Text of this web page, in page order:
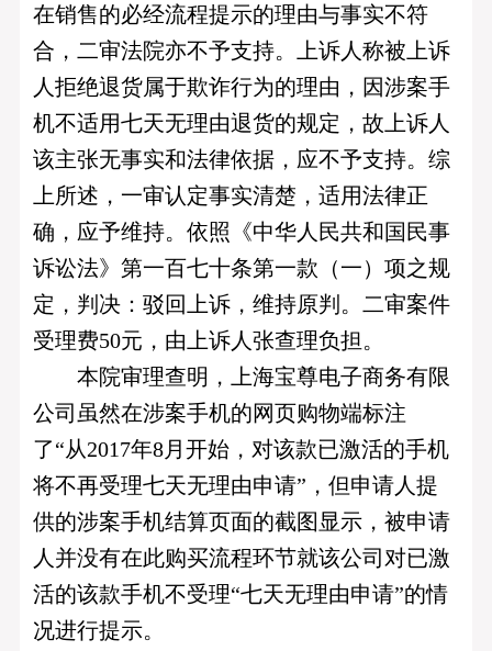
在销售的必经流程提示的理由与事实不符
合，二审法院亦不予支持。上诉人称被上诉
人拒绝退货属于欺诈行为的理由，因涉案手
机不适用七天无理由退货的规定，故上诉人
该主张无事实和法律依据，应不予支持。综
上所述，一审认定事实清楚，适用法律正
确，应予维持。依照《中华人民共和国民事
诉讼法》第一百七十条第一款（一）项之规
定，判决：驳回上诉，维持原判。二审案件
受理费50元，由上诉人张查理负担。
本院审理查明，上海宝尊电子商务有限
公司虽然在涉案手机的网页购物端标注
了“从2017年8月开始，对该款已激活的手机
将不再受理七天无理由申请”，但申请人提
供的涉案手机结算页面的截图显示，被申请
人并没有在此购买流程环节就该公司对已激
活的该款手机不受理“七天无理由申请”的情
况进行提示。